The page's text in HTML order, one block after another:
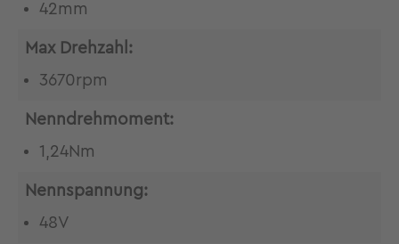
42mm
Max Drehzahl:
3670rpm
Nenndrehmoment:
1,24Nm
Nennspannung:
48V